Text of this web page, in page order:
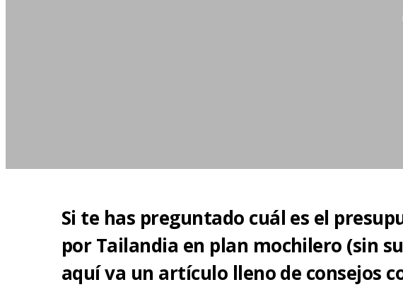
Si te has preguntado cuál es el
por Tailandia en plan mochilero (sin
aquí va un artículo lleno de consejos